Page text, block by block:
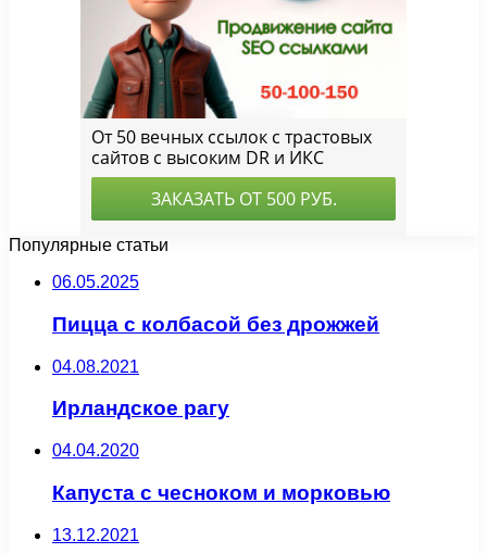
Популярные статьи
06.05.2025
Пицца с колбасой без дрожжей
04.08.2021
Ирландское рагу
04.04.2020
Капуста с чесноком и морковью
13.12.2021